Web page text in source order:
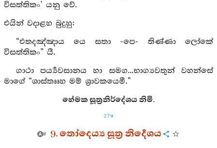
විසත්තිකං’ යනු වේ.
එයින් වදාළහ බුදුහු:
“එතදඤ්ඤාය යෙ සතා -පෙ- තිණ්ණා ලෝකේ
විසත්තිකං” යී.
ගාථා පර්‍ය්‍යවසානය හා සමග...භාග්‍යවතුන් වහන්සේ
මාගේ “ශාස්තෲහ මම් ශ්‍රාවකයෙමී.”
හේමක සූත්‍රනිර්දේශය නිමි.
279
9. තෝදෙය්‍ය සූත්‍ර නිර්‍දෙශය